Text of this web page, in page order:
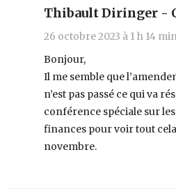
Thibault Diringer -
26 octobre 2023 à 1 h 14
Bonjour,
Il me semble que
n’est pas passé ce qui va
conférence spéciale sur
finances pour voir tout
novembre.